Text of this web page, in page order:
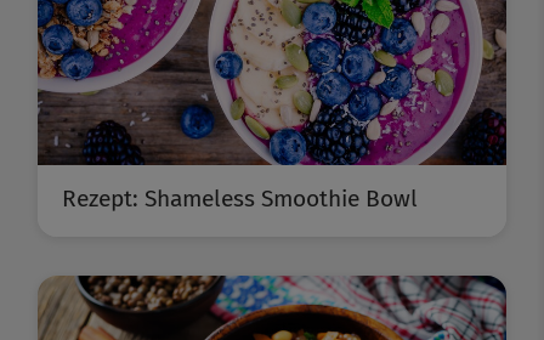
Rezept: Shameless Smoothie Bowl